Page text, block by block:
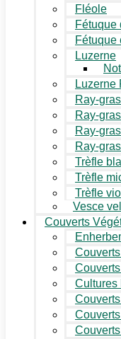
Fléole
Fétuque
Fétuque
Luzerne
Luzerne
Ray-
Ray-
Ray-
Ray-
Trèfle
Trèfle
Trèfle
Vesce
Couverts
Cultures